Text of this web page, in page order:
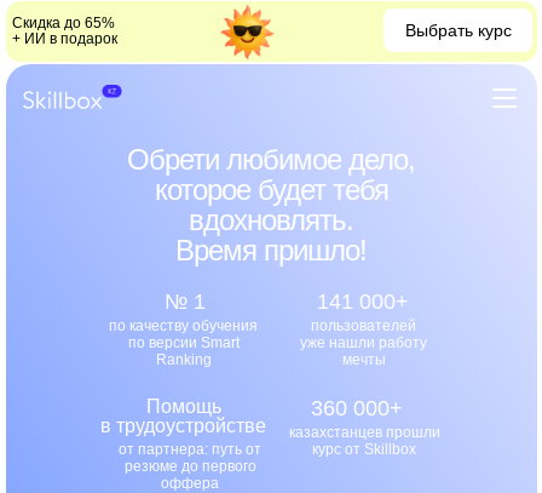
Скидка до 65%
+ ИИ в подарок
Выбрать курс
№ 1
по качеству обучения
по версии Smart
Ranking
141 000+
пользователей
уже нашли работу
мечты
Помощь
в трудоустройстве
от партнера: путь от
резюме до первого
оффера
360 000+
казахстанцев прошли
курс от Skillbox
Обрети любимое дело,
которое будет тебя
вдохновлять.
Время пришло!